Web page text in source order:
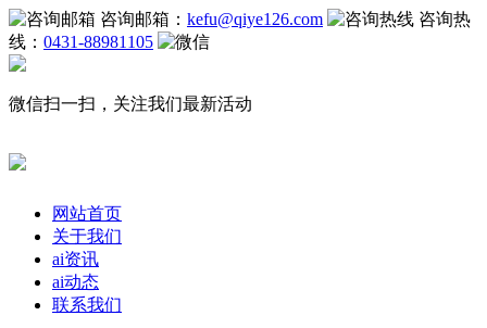
咨询邮箱： kefu@qiye126.com
咨询热
线： 0431-88981105
微信扫一扫，关注我们最新活动
网站首页
关于我们
ai资讯
ai动态
联系我们